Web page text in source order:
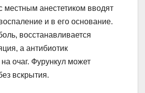
местным анестетиком вводят
и в его основание.
восстанавливается
а антибиотик
на очаг. Фурункул может
вскрытия.